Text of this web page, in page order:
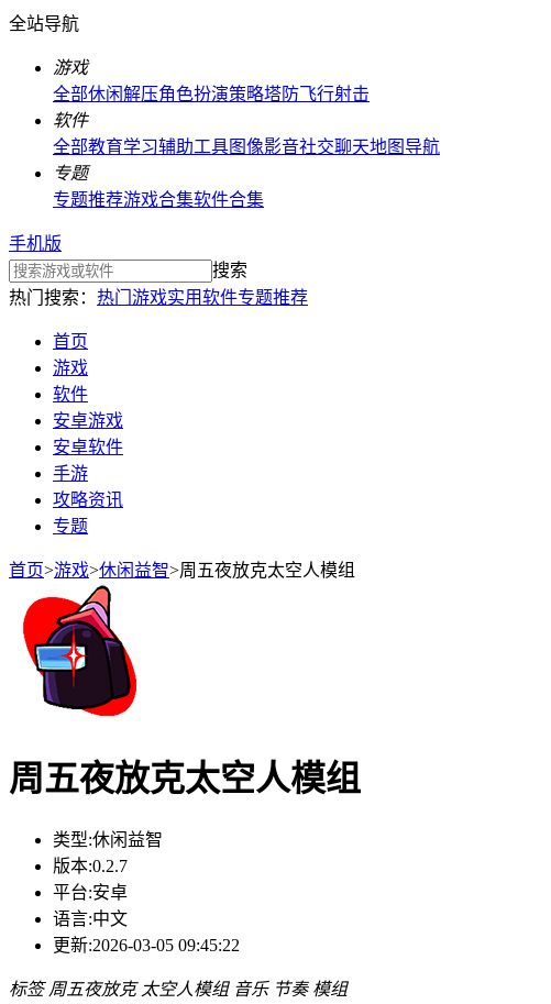
全站导航
游戏
全部休闲解压角色扮演策略塔防飞行射击
软件
全部教育学习辅助工具图像影音社交聊天地图导航
专题
专题推荐游戏合集软件合集
手机版
搜索
热门搜索： 热门游戏实用软件专题推荐
首页
游戏
软件
安卓游戏
安卓软件
手游
攻略资讯
专题
首页>游戏>休闲益智>周五夜放克太空人模组
周五夜放克太空人模组
类型:休闲益智
版本:0.2.7
平台:安卓
语言:中文
更新:2026-03-05 09:45:22
标签 周五夜放克 太空人模组 音乐 节奏 模组